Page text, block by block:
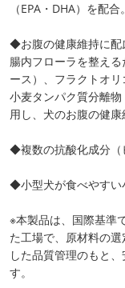
（EPA・DHA）を配合。
◆お腹の健康維持に
腸内フローラを整え
ース）、フラクトオ
小麦タンパク質分離
用し、犬のお腹の健康
◆複数の抗酸化成分（
◆小型犬が食べやす
※本製品は、国際基準
た工場で、原材料の
した品質管理のもと
す。